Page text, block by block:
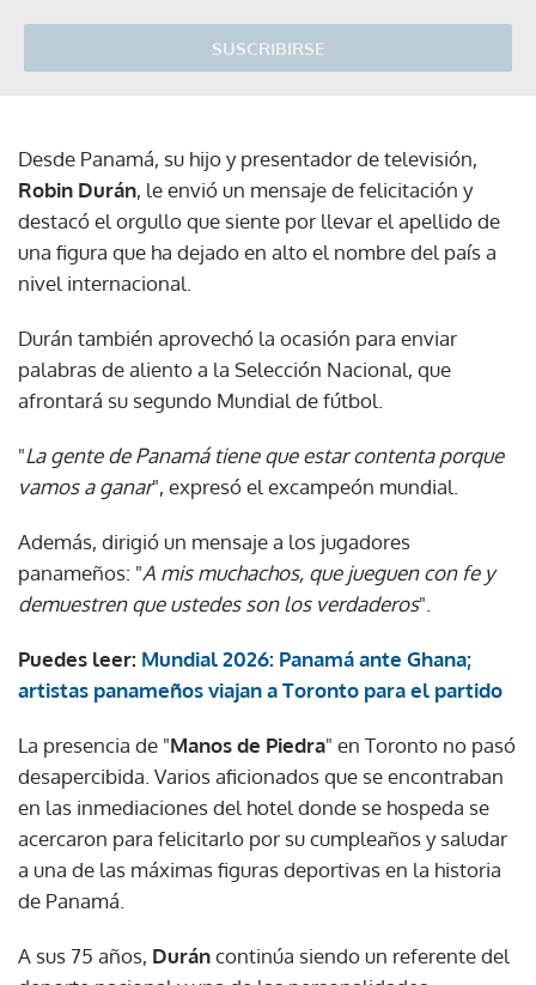
SUSCRIBIRSE
Desde Panamá, su hijo y presentador de televisión,
Robin Durán, le envió un mensaje de felicitación y
destacó el orgullo que siente por llevar el apellido de
una figura que ha dejado en alto el nombre del país a
nivel internacional.
Durán también aprovechó la ocasión para enviar
palabras de aliento a la Selección Nacional, que
afrontará su segundo Mundial de fútbol.
"La gente de Panamá tiene que estar contenta porque
vamos a ganar", expresó el excampeón mundial.
Además, dirigió un mensaje a los jugadores
panameños: "A mis muchachos, que jueguen con fe y
demuestren que ustedes son los verdaderos".
Puedes leer: Mundial 2026: Panamá ante Ghana;
artistas panameños viajan a Toronto para el partido
La presencia de "Manos de Piedra" en Toronto no pasó
desapercibida. Varios aficionados que se encontraban
en las inmediaciones del hotel donde se hospeda se
acercaron para felicitarlo por su cumpleaños y saludar
a una de las máximas figuras deportivas en la historia
de Panamá.
A sus 75 años, Duráncontinúa siendo un referente del